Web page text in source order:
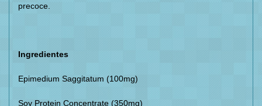
precoce.
Ingredientes
Epimedium Saggitatum (100mg)
Soy Protein Concentrate (350mg)